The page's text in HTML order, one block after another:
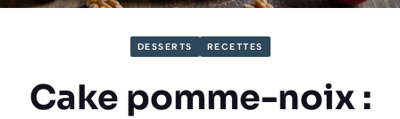
DESSERTS RECETTES
Cake pomme-noix :